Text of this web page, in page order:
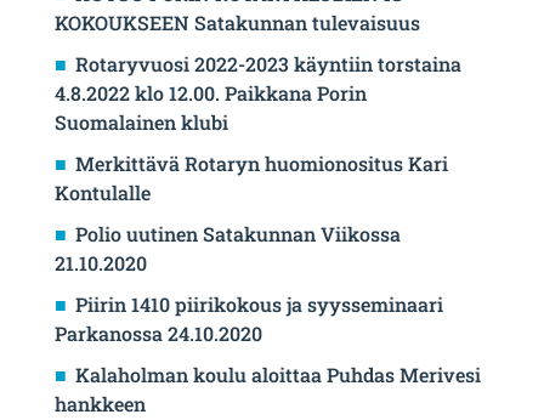
KOKOUKSEEN Satakunnan tulevaisuus
Rotaryvuosi 2022-2023 käyntiin torstaina
4.8.2022 klo 12.00. Paikkana Porin
Suomalainen klubi
Merkittävä Rotaryn huomionositus Kari
Kontulalle
Polio uutinen Satakunnan Viikossa
21.10.2020
Piirin 1410 piirikokous ja syysseminaari
Parkanossa 24.10.2020
Kalaholman koulu aloittaa Puhdas Merivesi
hankkeen